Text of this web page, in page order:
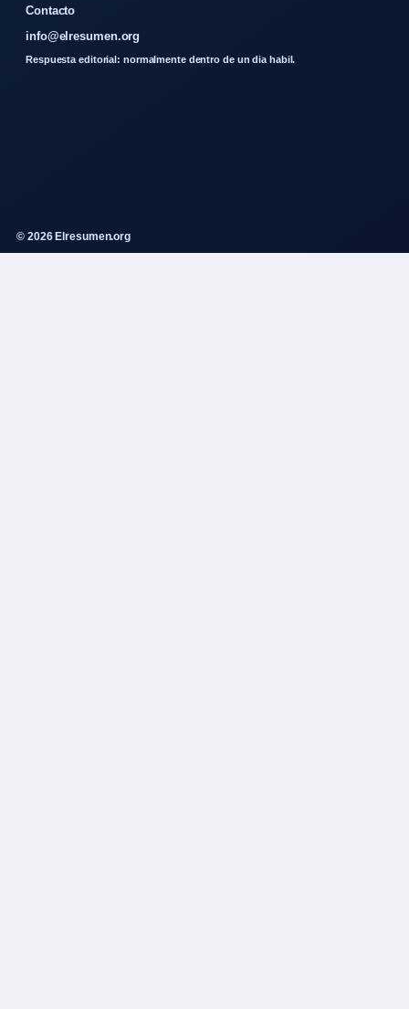
Contacto
info@elresumen.org
Respuesta editorial: normalmente dentro de un dia habil.
© 2026 Elresumen.org